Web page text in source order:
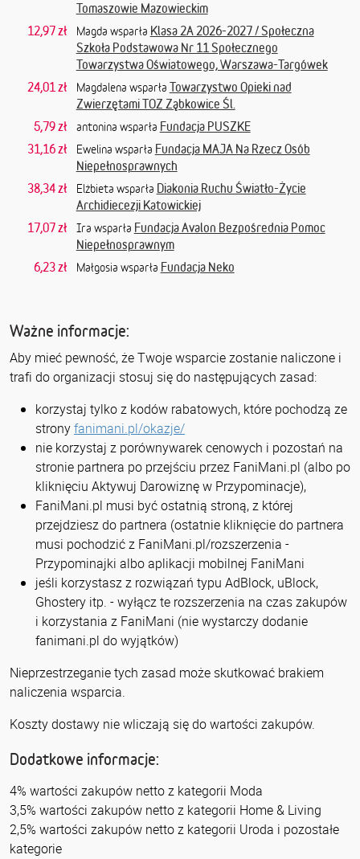
Tomaszowie Mazowieckim
12,97 zł
Magda wsparła Klasa 2A 2026-2027 / Społeczna
Szkoła Podstawowa Nr 11 Społecznego
Towarzystwa Oświatowego, Warszawa-Targówek
24,01 zł
Magdalena wsparła Towarzystwo Opieki nad
Zwierzętami TOZ Ząbkowice Śl.
5,79 zł
antonina wsparła Fundacja PUSZKE
31,16 zł
Ewelina wsparła Fundacja MAJA Na Rzecz Osób
Niepełnosprawnych
38,34 zł
Elżbieta wsparła Diakonia Ruchu Światło-Życie
Archidiecezji Katowickiej
17,07 zł
Ira wsparła Fundacja Avalon Bezpośrednia Pomoc
Niepełnosprawnym
6,23 zł
Małgosia wsparła Fundacja Neko
Ważne informacje:
Aby mieć pewność, że Twoje wsparcie zostanie naliczone i
trafi do organizacji stosuj się do następujących zasad:
korzystaj tylko z kodów rabatowych, które pochodzą ze
stronyfanimani.pl/okazje/
nie korzystaj z porównywarek cenowych i pozostań na
stronie partnera po przejściu przez FaniMani.pl (albo po
kliknięciu Aktywuj Darowiznę w Przypominacje),
FaniMani.pl musi być ostatnią stroną, z której
przejdziesz do partnera (ostatnie kliknięcie do partnera
musi pochodzić z FaniMani.pl/rozszerzenia -
Przypominajki albo aplikacji mobilnej FaniMani
jeśli korzystasz z rozwiązań typu AdBlock, uBlock,
Ghostery itp. - wyłącz te rozszerzenia na czas zakupów
i korzystania z FaniMani (nie wystarczy dodanie
fanimani.pl do wyjątków)
Nieprzestrzeganie tych zasad może skutkować brakiem
naliczenia wsparcia.
Koszty dostawy nie wliczają się do wartości zakupów.
Dodatkowe informacje:
4% wartości zakupów netto z kategorii Moda
3,5% wartości zakupów netto z kategorii Home & Living
2,5% wartości zakupów netto z kategorii Uroda i pozostałe
kategorie